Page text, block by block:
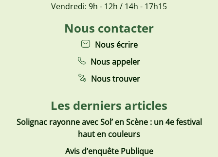
Vendredi: 9h - 12h / 14h - 17h15
Nous contacter
Nous écrire
Nous appeler
Nous trouver
Les derniers articles
Solignac rayonne avec Sol’ en Scène : un 4e festival
haut en couleurs
Avis d’enquête Publique